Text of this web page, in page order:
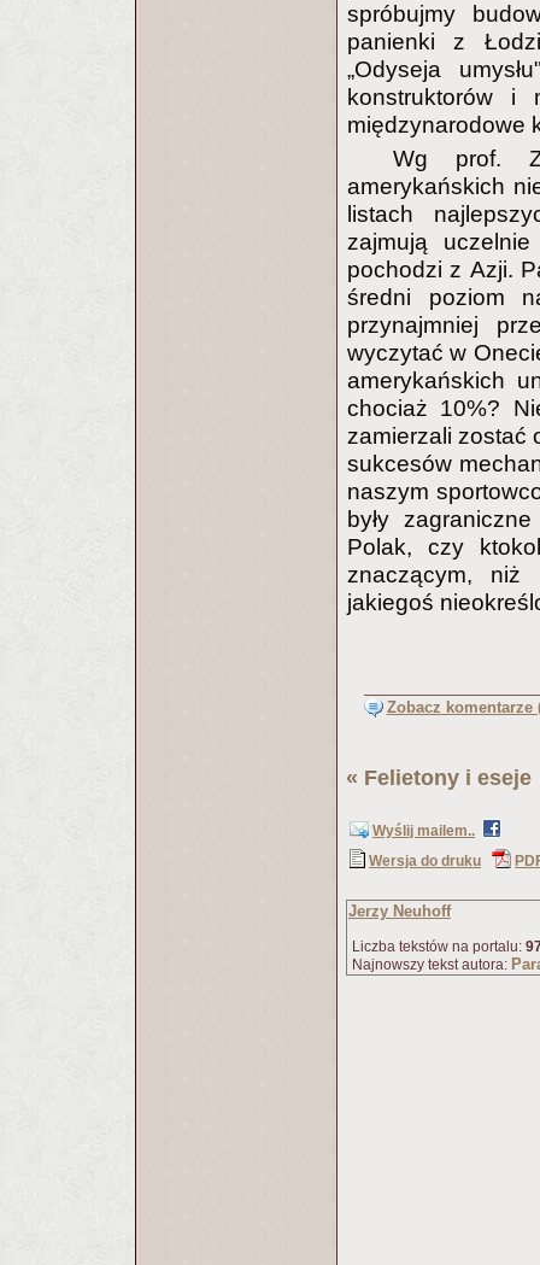
spróbujmy
panienki z
„Odyseja
konstruktorów i
międzynarodowe
Wg prof.
amerykańskich
listach
zajmują
pochodzi z Azji.
średni poziom
przynajmniej
wyczytać w
amerykańskich
chociaż 10%?
zamierzali zostać
sukcesów
naszym
były
Polak, czy
znaczącym, niż
jakiegoś
Zobacz komentarze
« Felietony i eseje
Wyślij mailem..
Wersja do druku
Jerzy Neuhoff
Liczba tekstów na portalu:
Najnowszy tekst autora: